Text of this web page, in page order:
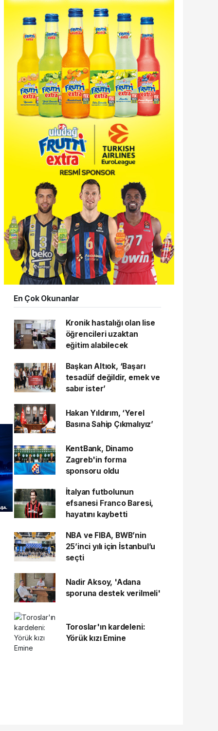
En Çok Okunanlar
Kronik hastalığı olan lise
öğrencileri uzaktan
eğitim alabilecek
Başkan Altıok, ‘Başarı
tesadüf değildir, emek ve
sabır ister’
Hakan Yıldırım, ‘Yerel
Basına Sahip Çıkmalıyız’
KentBank, Dinamo
Zagreb'in forma
sponsoru oldu
İtalyan futbolunun
efsanesi Franco Baresi,
hayatını kaybetti
NBA ve FIBA, BWB’nin
25’inci yılı için İstanbul’u
seçti
Nadir Aksoy, 'Adana
sporuna destek verilmeli'
Toroslar'ın kardeleni:
Yörük kızı Emine